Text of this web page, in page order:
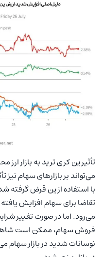
تأثیر ین کری ترید به بازار
می‌تواند بر بازارهای سهام نیز
با استفاده از ین قرض گرفته
تقاضا برای سهام افزایش
می‌رود. اما در صورت تغییر
فروش سهام، ممکن است
نوسانات شدید در بازار سهام